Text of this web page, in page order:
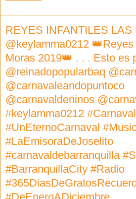
REYES INFANTILES LAS
@keylamma0212
Moras 2019👑 . . . Esto es
@reinadopopularbaq
@carnavaleandopuntoco
@carnavaldeninos
#keylamma0212
#UnEternoCarnaval
#LaEmisoraDeJoselito
#carnavaldebarranquilla
#BarranquillaCity #Radio